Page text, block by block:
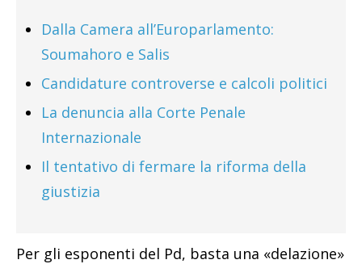
Dalla Camera all’Europarlamento:
Soumahoro e Salis
Candidature controverse e calcoli politici
La denuncia alla Corte Penale
Internazionale
Il tentativo di fermare la riforma della
giustizia
Per gli esponenti del Pd, basta una «delazione»